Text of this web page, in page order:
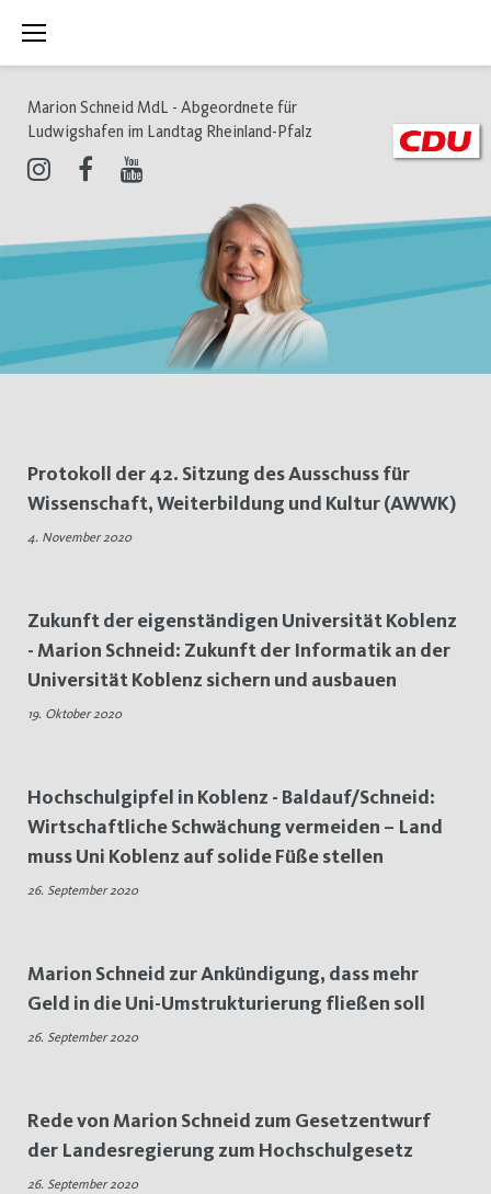
Inhalt
Marion Schneid MdL - Abgeordnete für
Ludwigshafen im Landtag Rheinland-Pfalz
Schlagwort:
Hochschulen
Protokoll der 42. Sitzung des Ausschuss für
Wissenschaft, Weiterbildung und Kultur (AWWK)
4. November 2020
Zukunft der eigenständigen Universität Koblenz
- Marion Schneid: Zukunft der Informatik an der
Universität Koblenz sichern und ausbauen
19. Oktober 2020
Hochschulgipfel in Koblenz - Baldauf/Schneid:
Wirtschaftliche Schwächung vermeiden – Land
muss Uni Koblenz auf solide Füße stellen
26. September 2020
Marion Schneid zur Ankündigung, dass mehr
Geld in die Uni-Umstrukturierung fließen soll
26. September 2020
Rede von Marion Schneid zum Gesetzentwurf
der Landesregierung zum Hochschulgesetz
26. September 2020